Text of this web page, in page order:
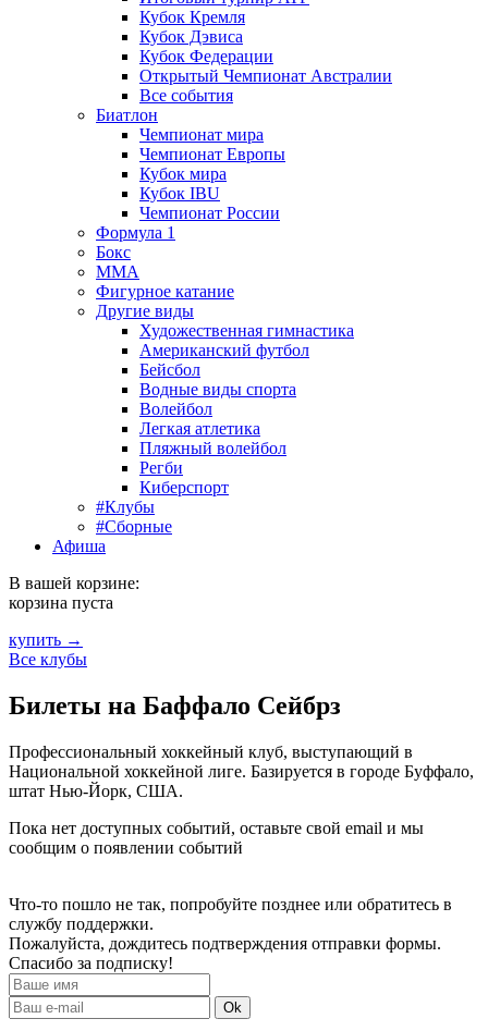
Кубок Кремля
Кубок Дэвиса
Кубок Федерации
Открытый Чемпионат Австралии
Все события
Биатлон
Чемпионат мира
Чемпионат Европы
Кубок мира
Кубок IBU
Чемпионат России
Формула 1
Бокс
MMA
Фигурное катание
Другие виды
Художественная гимнастика
Американский футбол
Бейсбол
Водные виды спорта
Волейбол
Легкая атлетика
Пляжный волейбол
Регби
Киберспорт
#Клубы
#Сборные
Афиша
В вашей корзине:
корзина пуста
купить →
Все клубы
Билеты на Баффало Сейбрз
Профессиональный хоккейный клуб, выступающий в
Национальной хоккейной лиге. Базируется в городе Буффало,
штат Нью-Йорк, США.
Пока нет доступных событий, оставьте свой email и мы
сообщим о появлении событий
Что-то пошло не так, попробуйте позднее или обратитесь в
службу поддержки.
Пожалуйста, дождитесь подтверждения отправки формы.
Спасибо за подписку!
Ok